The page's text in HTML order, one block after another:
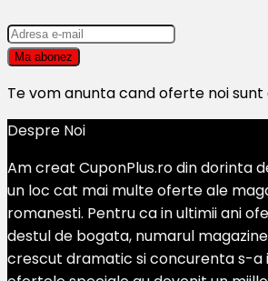
Te vom anunta cand oferte noi
Despre Noi
Am creat CuponPlus.ro din dorinta
un loc cat mai multe oferte ale
romanesti. Pentru ca in ultimii ani
destul de bogata, numarul
crescut dramatic si concurenta s-a